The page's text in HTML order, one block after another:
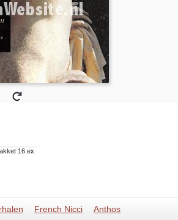
16 ex
French Nicci Anthos